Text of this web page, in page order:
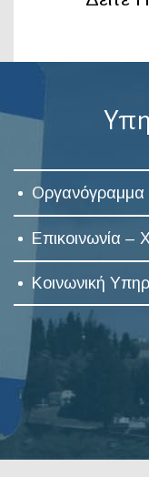
Οργανόγραμμα
Επικοινωνία –
Κοινωνική